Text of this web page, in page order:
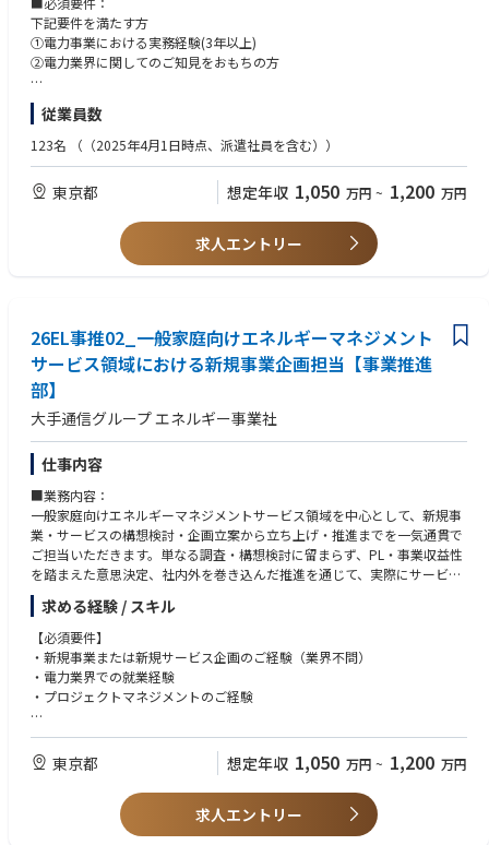
■戦略的交渉・事業推進
・大手電力会社との条件交渉(エネルギー市場の動向を踏まえ、中長期的な
パートナーシップの構築)
※年末〜年明けの契約更新期は、各エリアへの出張を含めた対面協議が増
・パートナーとの共同施策の企画
（例）オール電化向け新メニュー開発、ハウスクリーニング等の付帯サー
ビス展開、獲得キャンペーンの企画。
■魅力：
当社は、KDDIグループの注力事業を担う会社として位置づけられており、
KDDIグループのアセットを活かしながら、新たな事業価値を創出していく
・家庭向け新電力No1企業での活躍
当社が提供する「auでんき」は、「2025年新電力に関する調査におい
て」、利用している新電力第1位を獲得しています。（https://www.kddi-
el.com/news/20251215）
本ポジションは、外部パートナーとの連携を通じて業界№１サービスの事
業成長を牽引する役割を担っていただきます。
下記要件を満たす方
①電力事業における実務経験(3年以上)
②電力業界に関してのご知見をおもちの方
■歓迎要件：
・法人間の提携・交渉、またはアライアンス業務の経験
・エネルギー業界での事業企画・推進経験
営等）の経験
従業員数
123名 （（2025年4月1日時点、派遣社員を含む））
東京都 想定年収 1,050 万円 ~ 1,200 万円
求人エントリー
26EL事推02_一般家庭向けエネルギーマネジメント
サービス領域における新規事業企画担当【事業推進
部】
大手通信グループ エネルギー事業社
仕事内容
■業務内容：
一般家庭向けエネルギーマネジメントサービス領域を中心として、新規事
業・サービスの構想検討・企画立案から立ち上げ・推進までを一気通貫で
ご担当いただきます。単なる調査・構想検討に留まらず、PL・事業収益性
を踏まえた意思決定、社内外を巻き込んだ推進を通じて、実際にサービス
として世に出すフェーズまで関与いただくポジションです。
（詳細）
・新規事業／新サービスの企画立案（事業仮説構築、ビジネスモデル検
討）
・PL試算・事業性評価（Excel等を用いた収支シミュレーション）
・プロジェクト計画策定、進行管理、課題整理
・社外パートナー（メーカー、事業者等）とのアライアンス検討・折衝
・AIツール等を活用した、リサーチ・資料作成・アウトプットの効率化
・（将来的には）エネルギーと親和性のある周辺業界（リフォーム・リノ
ベ等）を含む新領域の検討
※エネルギー分野の専門知識は、業務を通じてキャッチアップいただく前
求める経験 / スキル
【必須要件】
・新規事業または新規サービス企画のご経験（業界不問）
・電力業界での就業経験
・プロジェクトマネジメントのご経験
【歓迎要件】
・エネルギー業界に関する知識・ご経験（特に、蓄電池／EV／エネルギー
マネジメント／需給調整市場）
・生成AI等のAIツールを活用した、業務効率化・アウトプット改善のご経
・リフォーム、リノベーション、不動産、住宅設備などの業界知見
東京都 想定年収 1,050 万円 ~ 1,200 万円
求人エントリー